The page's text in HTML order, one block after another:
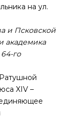
на ул.
и Псковской
академика
го
XIV –